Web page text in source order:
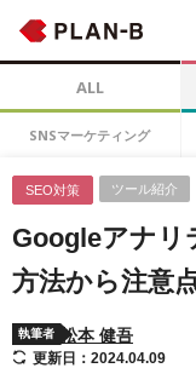
ALL
SNSマーケティング
SEO対策 ツール紹介
Googleアナリ
方法から注意
執筆者 松本 健吾
更新日：2024.04.09